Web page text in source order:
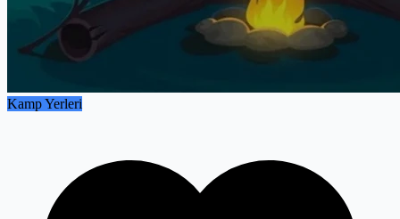
Kamp Yerleri